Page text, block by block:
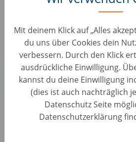
Mit deinem Klick auf „Alles
du uns über Cookies dein
verbessern. Durch den Klick
ausdrückliche Einwilligung.
kannst du deine Einwilligung
(dies ist auch nachträglich
Datenschutz Seite
Datenschutzerklärung
Sachbearbeiter
(d/m/w)
Sachbearbeitung & Operations •
Kundenberater
KFZ Positionen • Deutschland, Greifswald